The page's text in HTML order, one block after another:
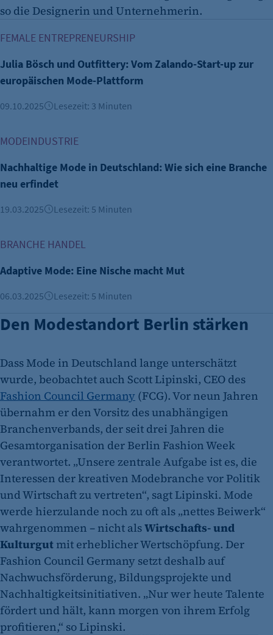
so die Designerin und Unternehmerin.
FEMALE ENTREPRENEURSHIP
Julia Bösch und Outfittery: Vom Zalando-Start-up zur
europäischen Mode-Plattform
09.10.2025 Lesezeit: 3 Minuten
MODEINDUSTRIE
Nachhaltige Mode in Deutschland: Wie sich eine Branche
neu erfindet
19.03.2025 Lesezeit: 5 Minuten
BRANCHE HANDEL
Adaptive Mode: Eine Nische macht Mut
06.03.2025 Lesezeit: 5 Minuten
Den Modestandort Berlin stärken
Dass Mode in Deutschland lange unterschätzt
wurde, beobachtet auch Scott Lipinski, CEO des
Fashion Council Germany (FCG). Vor neun Jahren
übernahm er den Vorsitz des unabhängigen
Branchenverbands, der seit drei Jahren die
Gesamtorganisation der Berlin Fashion Week
verantwortet. „Unsere zentrale Aufgabe ist es, die
Interessen der kreativen Modebranche vor Politik
und Wirtschaft zu vertreten“, sagt Lipinski. Mode
werde hierzulande noch zu oft als „nettes Beiwerk“
wahrgenommen – nicht alsWirtschafts- und
Kulturgut mit erheblicher Wertschöpfung. Der
Fashion Council Germany setzt deshalb auf
Nachwuchsförderung, Bildungsprojekte und
Nachhaltigkeitsinitiativen. „Nur wer heute Talente
fördert und hält, kann morgen von ihrem Erfolg
profitieren,“ so Lipinski.